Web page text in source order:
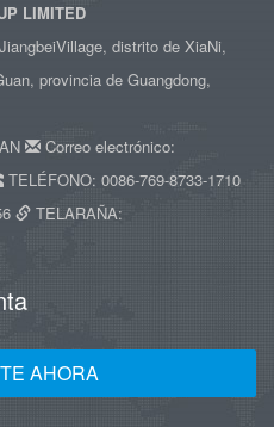
LIMITED
distrito de XiaNi,
provincia de Guangdong,
Correo electrónico:
TELÉFONO: 0086-769-8733-1710
TELARAÑA:
AHORA